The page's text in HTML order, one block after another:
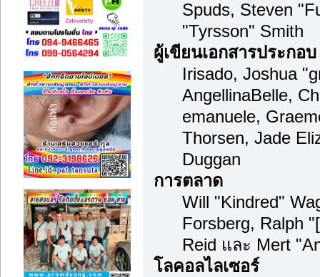
Spuds, Steven
"Tyrsson" Smith
ผู้เขียนเอกสารประกอบ
Irisado, Joshua
AngellinaBelle,
emanuele,
Thorsen, Jade
Duggan
การตลาด
Will "Kindred"
Forsberg, Ralph
Reid และ Mert
โลคอลไลเซอร์